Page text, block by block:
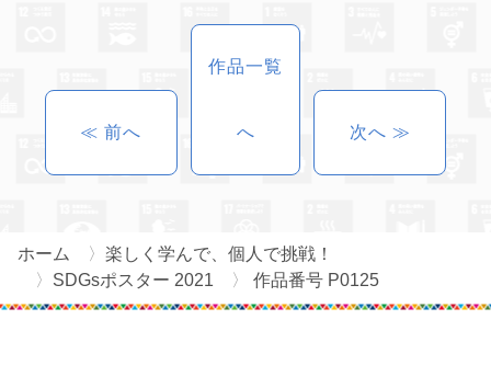
≪ 前へ
作品一覧
へ 次へ ≫
ホーム
楽しく学んで、個人で挑戦！
SDGsポスター 2021
作品番号 P0125